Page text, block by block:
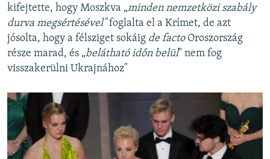
kifejtette, hogy Moszkva „minden nemzetközi szabály
durva megsértésével"foglalta el a Krímet, de azt
jósolta, hogy a félsziget sokáig de factoOroszország
része marad, és „belátható időn belül" nem fog
visszakerülni Ukrajnához"